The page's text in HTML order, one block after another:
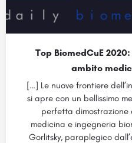
Top BiomedCuE
ambito
[…] Le nuove frontiere
si apre con un bellissimo
perfetta
medicina e ingegneria
Gorlitsky, paraplegico